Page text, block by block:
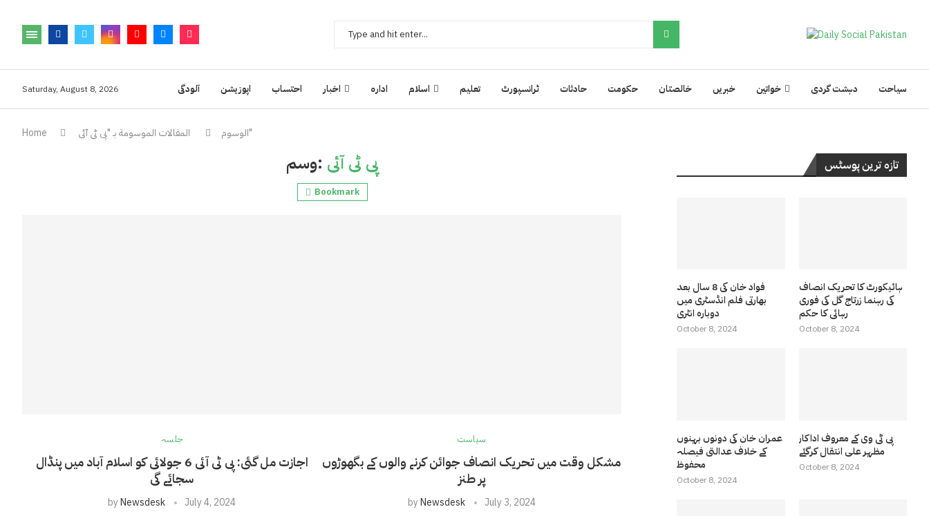
Saturday, August 8, 2026 آلودگی اپوزیشن احتساب اخبار ادارہ اسلام تعلیم ٹرانسپورٹ حادثات حکومت خالصتان خبریں خواتین دہشت گردی سیاحت
Home الوسومالمقالات الموسومة بـ "پی ٹی آئی"
وسم: پی ٹی آئی
Bookmark
جلسہ
اجازت مل گئی: پی ٹی آئی 6 جولائی کو اسلام آباد میں پنڈال
سجائے گی
byNewsdesk July 4, 2024
سیاست
مشکل وقت میں تحریک انصاف جوائن کرنے والوں کے بگھوڑوں
پر طنز
byNewsdesk July 3, 2024
تازہ ترین پوسٹس
فواد خان کی 8 سال بعد
بھارتی فلم انڈسٹری میں
دوبارہ انٹری
October 8, 2024
ہائیکورٹ کا تحریک انصاف
کی رہنما زرتاج گل کی فوری
رہائی کا حکم
October 8, 2024
عمران خان کی دونوں بہنوں
کے خلاف عدالتی فیصلہ
محفوظ
October 8, 2024
پی ٹی وی کے معروف اداکار
مظہر علی انتقال کرگئے
October 8, 2024